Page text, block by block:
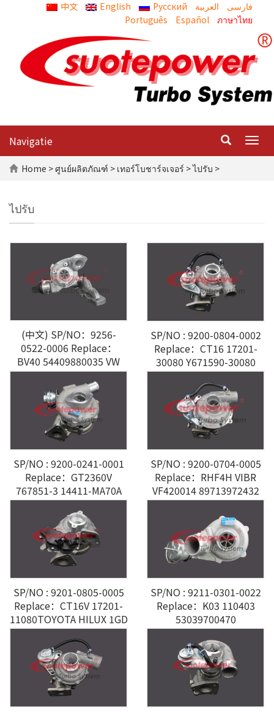
中文 English Русский العربية
Português
Español ภาษาไทย
Navigatie
Home >ศูนย์ผลิตภัณฑ์ > เทอร์โบชาร์จเจอร์ > ไปรับ >
ไปรับ
(中文) SP/NO：9256-
0522-0006 Replace：
BV40 54409880035 VW
AUDI A3 2.0L TDI
SP/NO : 9200-0804-0002
Replace：CT16 17201-
30080 Y671590-30080
TOYOTA HIACFTV-2KD
2.5L
SP/NO : 9200-0241-0001
Replace：GT2360V
767851-3 14411-MA70A
NISSAN CABSTAR 3.0L
SP/NO : 9200-0704-0005
Replace：RHF4H VIBR
VF420014 89713972432
ISUZU 4JB1T 2.8L
SP/NO : 9201-0805-0005
Replace：CT16V 17201-
11080TOYOTA HILUX 1GD
2.8L
SP/NO : 9211-0301-0022
Replace：K03 110403
53039700470
DL3E6K682AC FORD F150
3.5L ECOBOOST